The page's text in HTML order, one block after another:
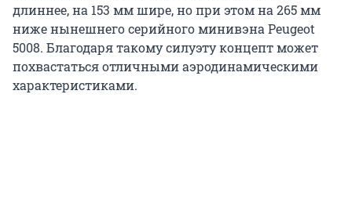
длиннее, на 153 мм шире, но при этом на 265 мм
ниже нынешнего серийного минивэна Peugeot
5008. Благодаря такому силуэту концепт может
похвастаться отличными аэродинамическими
характеристиками.